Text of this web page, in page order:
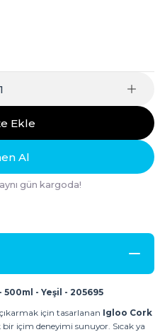
Ekle
Al
gün kargoda!
- Yeşil - 205695
için tasarlanan Igloo Cork
içim deneyimi sunuyor. Sıcak ya